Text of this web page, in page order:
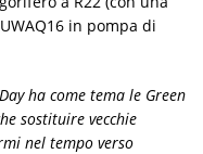
in pompa di
ha come tema le Green
sostituire vecchie
nel tempo verso